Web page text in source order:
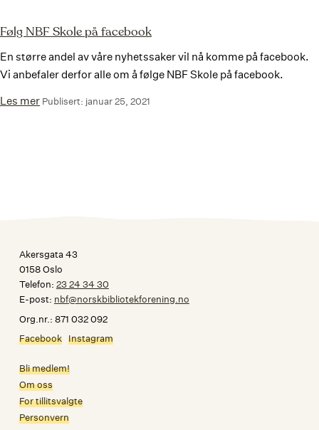
Følg NBF Skole på facebook
En større andel av våre nyhetssaker vil nå komme på facebook.
Vi anbefaler derfor alle om å følge NBF Skole på facebook.
Les mer Publisert: januar 25, 2021
Akersgata 43
0158 Oslo
Telefon: 23 24 34 30
E-post: nbf@norskbibliotekforening.no
Org.nr.: 871 032 092
Facebook Instagram
Bli medlem!
Om oss
For tillitsvalgte
Personvern